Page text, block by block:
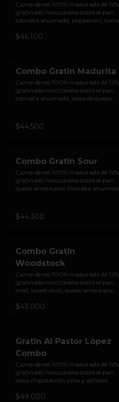
Carne de res 100% madurada de
gratinado mozzarella sobre el pan,
tocineta ahumada, pepperoni,
crocante, mermelada de arándanos,
$46.100
Combo Gratin Madurita
Carne de res 100% madurada de
gratinado mozzarella sobre el pan,
tocineta ahumada, salsa de queso
morada, sour cream de sriracha
levemente picante y pan brioche
$44.500
Combo Gratin Sour
Carne de res 100% madurada de
gratinado mozzarella sobre el pan,
queso americano, tocineta
pepinillos y pan brioche sellado +
papas + bebida de la casa
$44.300
Combo Gratin
Woodstock
Carne de res 100% madurada de
gratinado mozzarella sobre el pan,
miel, sweet chilli, queso americano,
encurtido de cebolla, salsa de ajo y
$43.000
Gratin Al Pastor López
Combo
Carne de res 100% madurada de
gratinado mozzarella sobre el pan,
salsa chipotle con piña y achiote,
crujiente, cilantro, cebolla encurtida,
$49.000